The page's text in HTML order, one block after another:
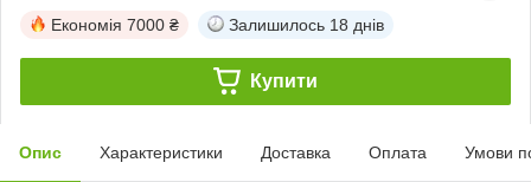
Економія 7000 ₴ Залишилось 18 днів
Купити
Опис Характеристики Доставка Оплата Умови